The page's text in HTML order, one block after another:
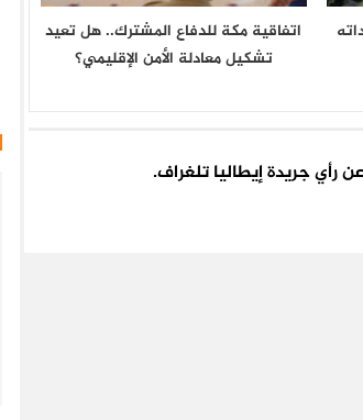
اتفاقية مكة للدفاع المشترك.. هل تعيد
تشكيل معادلة الأمن الإقليمي؟
رأي جريدة إيطاليا تلغراف.